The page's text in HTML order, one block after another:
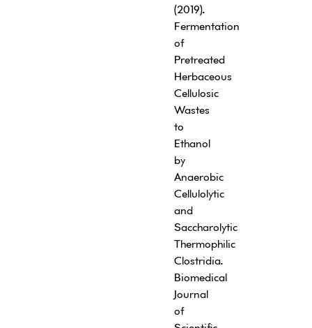
(2019).
Fermentation
of
Pretreated
Herbaceous
Cellulosic
Wastes
to
Ethanol
by
Anaerobic
Cellulolytic
and
Saccharolytic
Thermophilic
Clostridia.
Biomedical
Journal
of